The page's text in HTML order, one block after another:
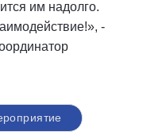
им надолго.
-